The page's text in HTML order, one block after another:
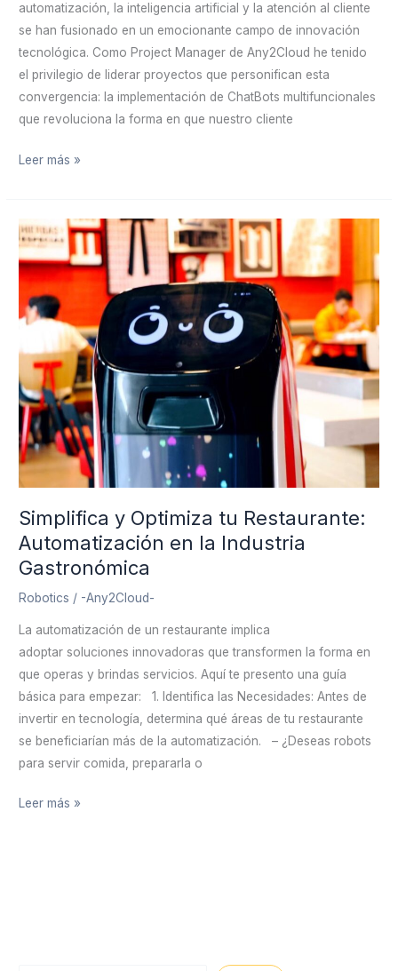
automatización, la inteligencia artificial y la atención al cliente
se han fusionado en un emocionante campo de innovación
tecnológica. Como Project Manager de Any2Cloud he tenido
el privilegio de liderar proyectos que personifican esta
convergencia: la implementación de ChatBots multifuncionales
que revoluciona la forma en que nuestro cliente
Leer más »
Simplifica y Optimiza tu Restaurante:
Automatización en la Industria
Gastronómica
Robotics / -Any2Cloud-
La automatización de un restaurante implica
adoptar soluciones innovadoras que transformen la forma en
que operas y brindas servicios. Aquí te presento una guía
básica para empezar: 1. Identifica las Necesidades: Antes de
invertir en tecnología, determina qué áreas de tu restaurante
se beneficiarían más de la automatización. – ¿Deseas robots
para servir comida, prepararla o
Simplifica
y
Optimiza
tu
Restaurante:
Automatización
en
la
Industria
Gastronómica
Leer más »